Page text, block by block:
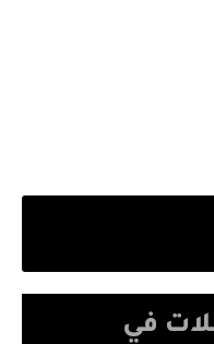
في